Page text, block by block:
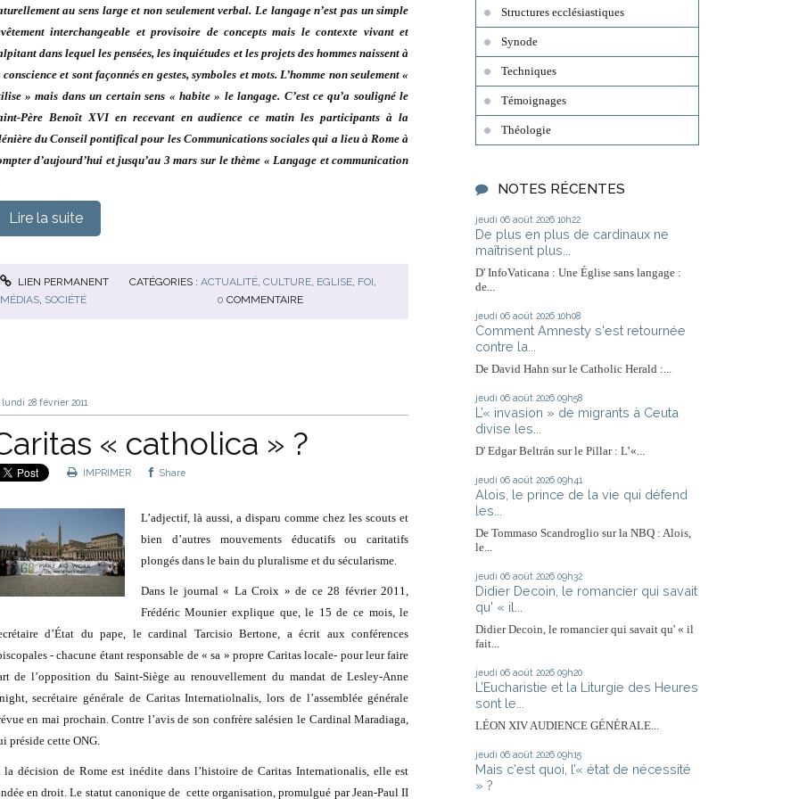
au sens large et non seulement verbal. Le langage n’est pas un simple
interchangeable et provisoire de concepts mais le contexte vivant et
dans lequel les pensées, les inquiétudes et les projets des hommes naissent à
conscience et sont façonnés en gestes, symboles et mots. L’homme non seulement «
» mais dans un certain sens « habite » le langage. C’est ce qu’a souligné le
Père Benoît XVI en recevant en audience ce matin les participants à la
du Conseil pontifical pour les Communications sociales qui a lieu à Rome à
d’aujourd’hui et jusqu’au 3 mars sur le thème « Langage et communication
Lire la suite
LIEN PERMANENT CATÉGORIES :ACTUALITÉ,CULTURE, EGLISE, FOI,
MÉDIAS, SOCIÉTÉ 0 COMMENTAIRE
lundi 28 février 2011
« catholica » ?
IMPRIMER Share
L’adjectif, là aussi, a disparu comme chez les scouts et
bien d’autres mouvements éducatifs ou caritatifs
plongés dans le bain du pluralisme et du sécularisme.
Dans le journal « La Croix » de ce 28 février 2011,
Frédéric Mounier explique que, le 15 de ce mois, le
d’État du pape, le cardinal Tarcisio Bertone, a écrit aux conférences
- chacune étant responsable de « sa » propre Caritas locale- pour leur faire
de l’opposition du Saint-Siège au renouvellement du mandat de Lesley-Anne
secrétaire générale de Caritas Internatiolnalis, lors de l’assemblée générale
en mai prochain. Contre l’avis de son confrère salésien le Cardinal Maradiaga,
préside cette ONG.
la décision de Rome est inédite dans l’histoire de Caritas Internationalis, elle est
en droit. Le statut canonique de cette organisation, promulgué par Jean-Paul II
Structures ecclésiastiques
Synode
Techniques
Témoignages
Théologie
NOTES RÉCENTES
jeudi 06 août 2026 10h22
De plus en plus de cardinaux ne
maîtrisent plus...
D' InfoVaticana : Une Église sans langage :
de...
jeudi 06 août 2026 10h08
Comment Amnesty s'est retournée
contre la...
De David Hahn sur le Catholic Herald :...
jeudi 06 août 2026 09h58
L’« invasion » de migrants à Ceuta
divise les...
D' Edgar Beltrán sur le Pillar : L’«...
jeudi 06 août 2026 09h41
Alois, le prince de la vie qui défend
les...
De Tommaso Scandroglio sur la NBQ : Alois,
le...
jeudi 06 août 2026 09h32
Didier Decoin, le romancier qui savait
qu' « il...
Didier Decoin, le romancier qui savait qu' « il
fait...
jeudi 06 août 2026 09h20
L’Eucharistie et la Liturgie des Heures
sont le...
LÉON XIV AUDIENCE GÉNÉRALE...
jeudi 06 août 2026 09h15
Mais c'est quoi, l’« état de nécessité
» ?